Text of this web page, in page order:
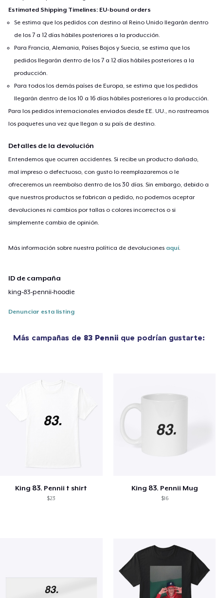
Estimated Shipping Timelines: EU-bound orders
Se estima que los pedidos con destino al Reino Unido llegarán dentro
de los 7 a 12 días hábiles posteriores a la producción.
Para Francia, Alemania, Países Bajos y Suecia, se estima que los
pedidos llegarán dentro de los 7 a 12 días hábiles posteriores a la
producción.
Para todos los demás países de Europa, se estima que los pedidos
llegarán dentro de los 10 a 16 días hábiles posteriores a la producción.
Para los pedidos internacionales enviados desde EE. UU., no rastreamos
los paquetes una vez que llegan a su país de destino.
Detalles de la devolución
Entendemos que ocurren accidentes. Si recibe un producto dañado,
mal impreso o defectuoso, con gusto lo reemplazaremos o le
ofreceremos un reembolso dentro de los 30 días. Sin embargo, debido a
que nuestros productos se fabrican a pedido, no podemos aceptar
devoluciones ni cambios por tallas o colores incorrectos o si
simplemente cambia de opinión.
Más información sobre nuestra política de devoluciones aquí
ID de campaña
king-83-pennii-hoodie
Denunciar esta listing
Más campañas de 83 Pennii que podrían gustarte:
King 83. Pennii t shirt
$23
King 83. Pennii Mug
$16